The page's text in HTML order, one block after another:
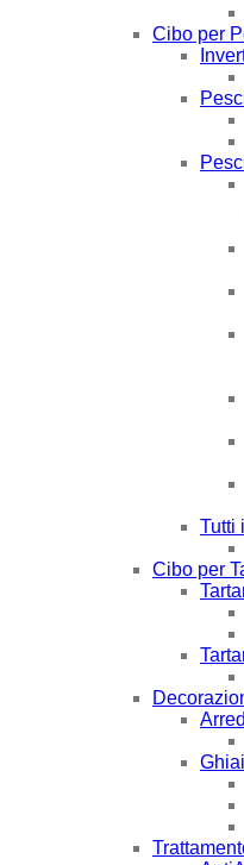
Cibo per
Tutti
Cibo per